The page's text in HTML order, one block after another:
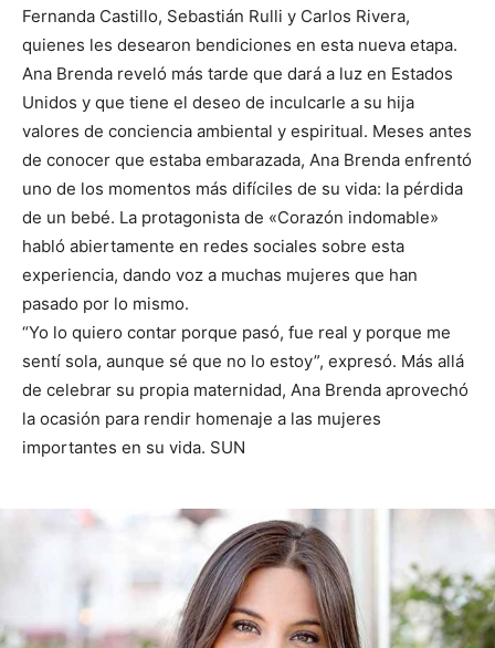
Fernanda Castillo, Sebastián Rulli y Carlos Rivera,
quienes les desearon bendiciones en esta nueva etapa.
Ana Brenda reveló más tarde que dará a luz en Estados
Unidos y que tiene el deseo de inculcarle a su hija
valores de conciencia ambiental y espiritual. Meses antes
de conocer que estaba embarazada, Ana Brenda enfrentó
uno de los momentos más difíciles de su vida: la pérdida
de un bebé. La protagonista de «Corazón indomable»
habló abiertamente en redes sociales sobre esta
experiencia, dando voz a muchas mujeres que han
pasado por lo mismo.
“Yo lo quiero contar porque pasó, fue real y porque me
sentí sola, aunque sé que no lo estoy”, expresó. Más allá
de celebrar su propia maternidad, Ana Brenda aprovechó
la ocasión para rendir homenaje a las mujeres
importantes en su vida. SUN